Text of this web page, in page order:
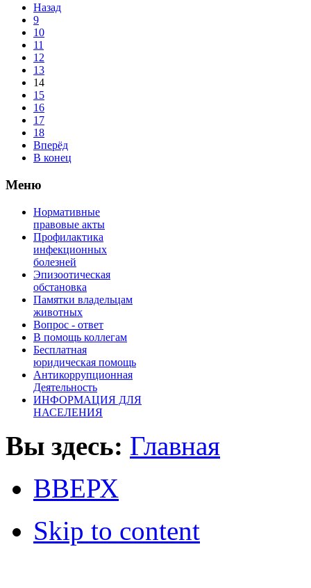
Назад
9
10
11
12
13
14
15
16
17
18
Вперёд
В конец
Меню
Нормативные
правовые акты
Профилактика
инфекционных
болезней
Эпизоотическая
обстановка
Памятки владельцам
животных
Вопроc - ответ
В помощь коллегам
Бесплатная
юридическая помощь
Антикоррупционная
Деятельность
ИНФОРМАЦИЯ ДЛЯ
НАСЕЛЕНИЯ
Вы здесь: Главная
ВВЕРХ
Skip to content